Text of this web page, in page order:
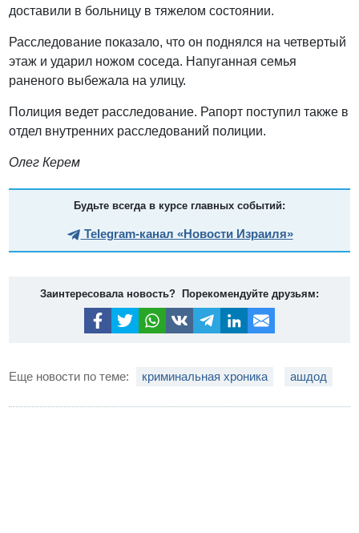
доставили в больницу в тяжелом состоянии.
Расследование показало, что он поднялся на четвертый
этаж и ударил ножом соседа. Напуганная семья
раненого выбежала на улицу.
Полиция ведет расследование. Рапорт поступил также в
отдел внутренних расследований полиции.
Олег Керем
Будьте всегда в курсе главных событий:
Telegram-канал «Новости Израиля»
Заинтересовала новость? Порекомендуйте друзьям:
Еще новости по теме: криминальная хроника ашдод